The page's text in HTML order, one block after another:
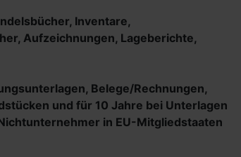
Inventare,
Aufzeichnungen, Lageberichte,
Belege/Rechnungen,
und für 10 Jahre bei Unterlagen
in EU-Mitgliedstaaten